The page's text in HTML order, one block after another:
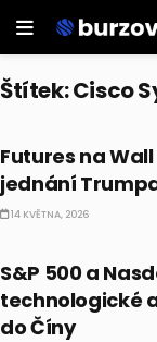
Štítek:Cisco
Futures na
jednání
14 KVĚTNA, 2026
S&P 500 a
technologické
do Číny